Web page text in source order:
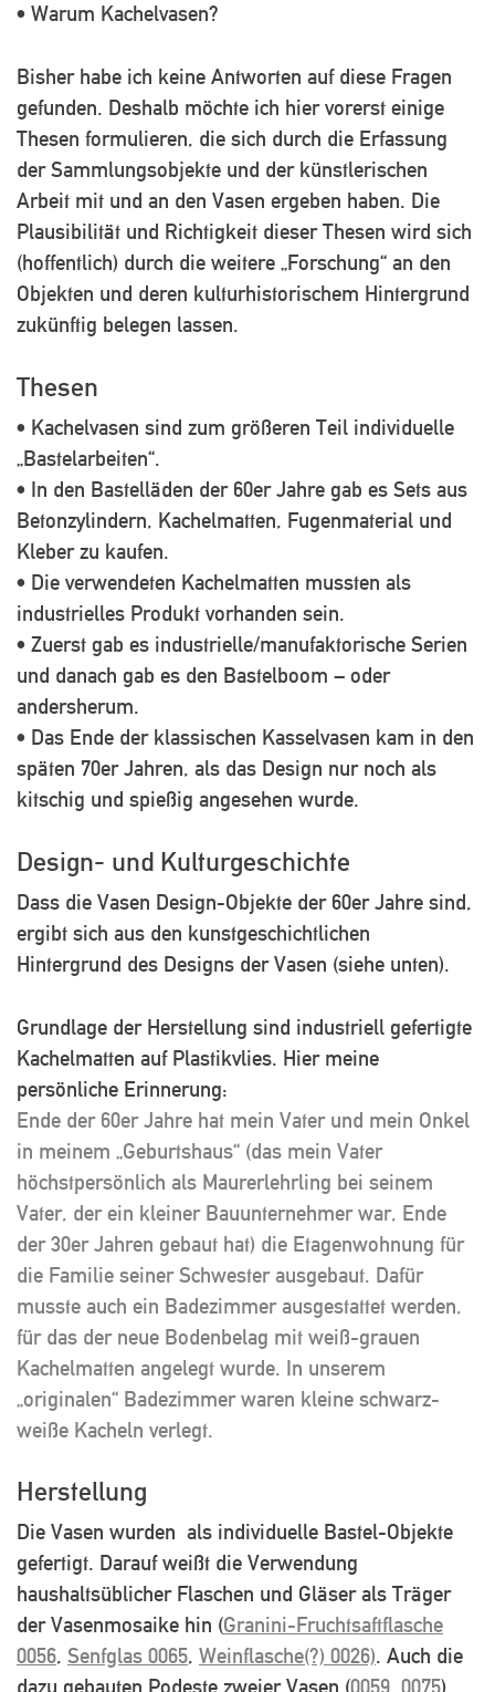
• Warum Kachelvasen?
Bisher habe ich keine Antworten auf diese Fragen
gefunden. Deshalb möchte ich hier vorerst einige
Thesen formulieren, die sich durch die Erfassung
der Sammlungsobjekte und der künstlerischen
Arbeit mit und an den Vasen ergeben haben. Die
Plausibilität und Richtigkeit dieser Thesen wird sich
(hoffentlich) durch die weitere „Forschung“ an den
Objekten und deren kulturhistorischem Hintergrund
zukünftig belegen lassen.
Thesen
• Kachelvasen sind zum größeren Teil individuelle
„Bastelarbeiten“.
• In den Bastelläden der 60er Jahre gab es Sets aus
Betonzylindern, Kachelmatten, Fugenmaterial und
Kleber zu kaufen.
• Die verwendeten Kachelmatten mussten als
industrielles Produkt vorhanden sein.
• Zuerst gab es industrielle/manufaktorische Serien
und danach gab es den Bastelboom – oder
andersherum.
• Das Ende der klassischen Kasselvasen kam in den
späten 70er Jahren, als das Design nur noch als
kitschig und spießig angesehen wurde.
Design- und Kulturgeschichte
Dass die Vasen Design-Objekte der 60er Jahre sind,
ergibt sich aus den kunstgeschichtlichen
Hintergrund des Designs der Vasen (siehe unten).
Grundlage der Herstellung sind industriell gefertigte
Kachelmatten auf Plastikvlies. Hier meine
persönliche Erinnerung:
Ende der 60er Jahre hat mein Vater und mein Onkel
in meinem „Geburtshaus“ (das mein Vater
höchstpersönlich als Maurerlehrling bei seinem
Vater, der ein kleiner Bauunternehmer war, Ende
der 30er Jahren gebaut hat) die Etagenwohnung für
die Familie seiner Schwester ausgebaut. Dafür
musste auch ein Badezimmer ausgestattet werden,
für das der neue Bodenbelag mit weiß-grauen
Kachelmatten angelegt wurde. In unserem
„originalen“ Badezimmer waren kleine schwarz-
weiße Kacheln verlegt.
Herstellung
Die Vasen wurden als individuelle Bastel-Objekte
gefertigt. Darauf weißt die Verwendung
haushaltsüblicher Flaschen und Gläser als Träger
der Vasenmosaike hin (Granini-Fruchtsaftflasche
0056, Senfglas 0065, Weinflasche(?) 0026). Auch die
dazu gebauten Podeste zweier Vasen (0059 0075)